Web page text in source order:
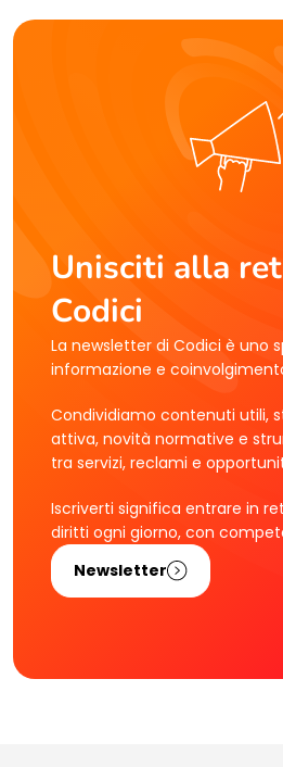
Unisciti alla
Codici
La newsletter di Codici è uno
informazione e
Condividiamo contenuti utili,
attiva, novità normative e
tra servizi, reclami e
Iscriverti significa entrare in
diritti ogni giorno, con
Newsletter